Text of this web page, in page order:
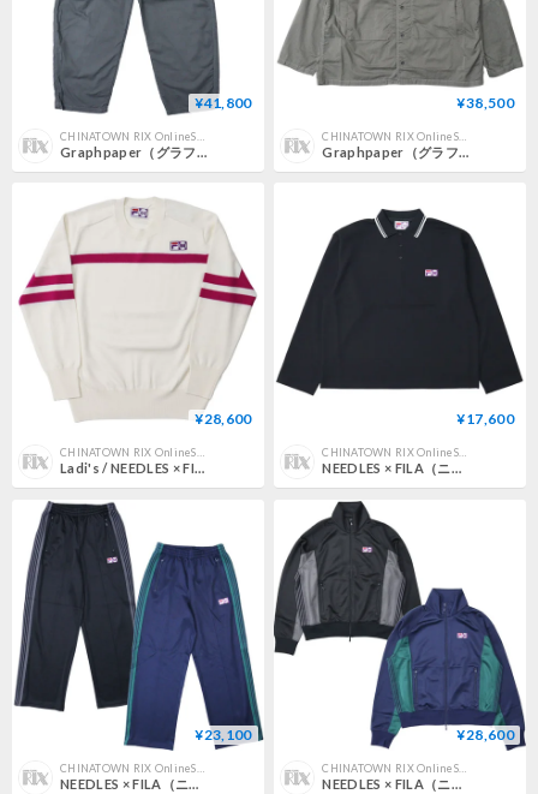
¥41,800
Graphpaper（グラフペーパー）"Garment Dyed Typewriter Oversized Slacks - C.GRAY"
¥38,500
CHINATOWN RIX OnlineStore
Graphpaper（グラフペーパー）"Garment Dyed Typewriter Fatigue Shirt - STONE GRAY"
¥28,600
Ladi's / NEEDLES × FILA（レディース ニードルス×フィラ）"Heritage Sweater"
¥17,600
CHINATOWN RIX OnlineStore
NEEDLES × FILA（ニードルス×フィラ）"BB Polo Shirt"
¥23,100
CHINATOWN RIX OnlineStore
NEEDLES × FILA（ニードルス×フィラ）"Ventisei Track Pant"
¥28,600
CHINATOWN RIX OnlineStore
NEEDLES × FILA（ニードルス×フィラ）"Ventisei Track Jacket"